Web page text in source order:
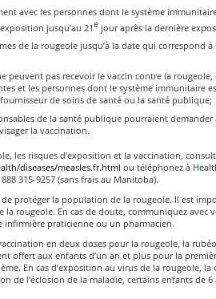
avec les personnes dont le système
jusqu’au 21e jour après la dernière
de la rougeole jusqu’à la date qui correspond
peuvent pas recevoir le vaccin contre la
et les personnes dont le système immunitaire
de soins de santé ou la santé publique;
de la santé publique pourraient
la vaccination.
les risques d’exposition et la vaccination,
diseases/measles.fr.html ou téléphonez à
315-9257 (sans frais au Manitoba).
protéger la population de la rougeole. Il est
la rougeole. En cas de doute, communiquez avec
praticienne ou un pharmacien.
en deux doses pour la rougeole, la
offert aux enfants d’un an et plus pour la
En cas d’exposition au virus de la rougeole,
de l’éclosion de la maladie, certains enfants de